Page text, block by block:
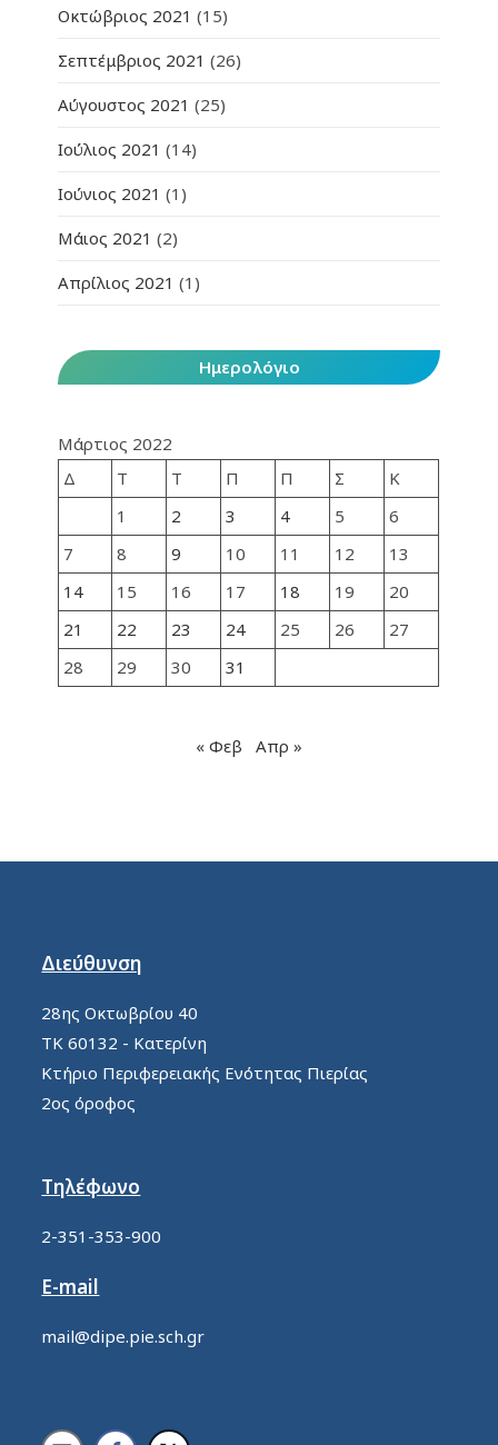
Οκτώβριος 2021 (15)
Σεπτέμβριος 2021 (26)
Αύγουστος 2021 (25)
Ιούλιος 2021 (14)
Ιούνιος 2021 (1)
Μάιος 2021 (2)
Απρίλιος 2021 (1)
Ημερολόγιο
Μάρτιος 2022
Δ
Τ Τ Π Π Σ
Κ
1
2 3 4 5
6
7
8 9 10 11 12
13
14
15 16 17 18 19
20
21
22 23 24 25 26
27
28
29 30 31
« Φεβ Απρ »
Διεύθυνση
28ης Οκτωβρίου 40
ΤΚ 60132 - Κατερίνη
Κτήριο Περιφερειακής Ενότητας Πιερίας
2ος όροφος
Τηλέφωνο
2-351-353-900
E-mail
mail@dipe.pie.sch.gr